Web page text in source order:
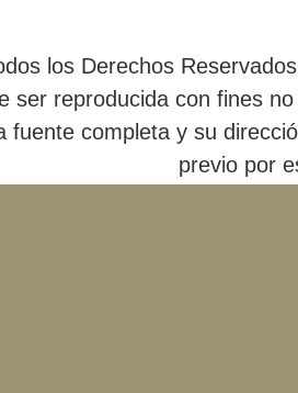
los Derechos
ser reproducida con fines
fuente completa y su
previo por